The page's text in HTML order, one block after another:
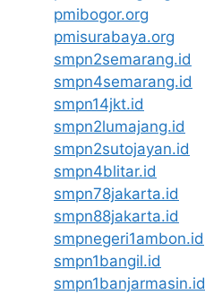
pmibogor.org
pmisurabaya.org
smpn2semarang.id
smpn4semarang.id
smpn14jkt.id
smpn2lumajang.id
smpn2sutojayan.id
smpn4blitar.id
smpn78jakarta.id
smpn88jakarta.id
smpnegeri1ambon.id
smpn1bangil.id
smpn1banjarmasin.id